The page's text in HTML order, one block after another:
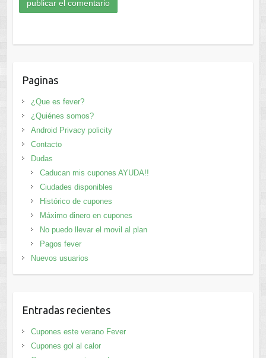
Paginas
¿Que es fever?
¿Quiénes somos?
Android Privacy policity
Contacto
Dudas
Caducan mis cupones AYUDA!!
Ciudades disponibles
Histórico de cupones
Máximo dinero en cupones
No puedo llevar el movil al plan
Pagos fever
Nuevos usuarios
Entradas recientes
Cupones este verano Fever
Cupones gol al calor